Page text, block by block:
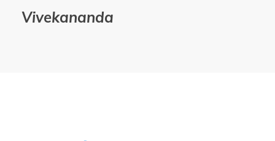
Vivekananda